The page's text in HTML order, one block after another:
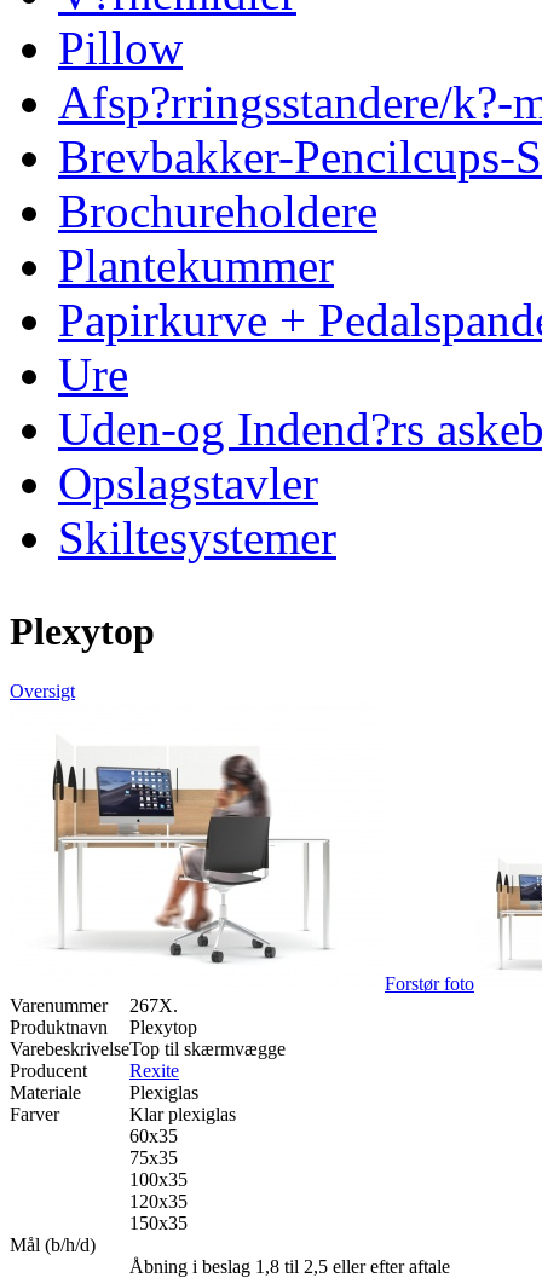
Pillow
Afsp?rringsstandere/k?-
Brevbakker-Pencilcups-
Brochureholdere
Plantekummer
Papirkurve +
Ure
Uden-og Indend?rs
Opslagstavler
Skiltesystemer
Plexytop
Oversigt
Forstør foto
Varenummer
267X.
Produktnavn
Plexytop
VarebeskrivelseTop til skærmvægge
Producent
Rexite
Materiale
Plexiglas
Farver
Klar plexiglas
Mål (b/h/d)
60x35
75x35
100x35
120x35
150x35
Åbning i beslag 1,8 til 2,5 eller efter aftale